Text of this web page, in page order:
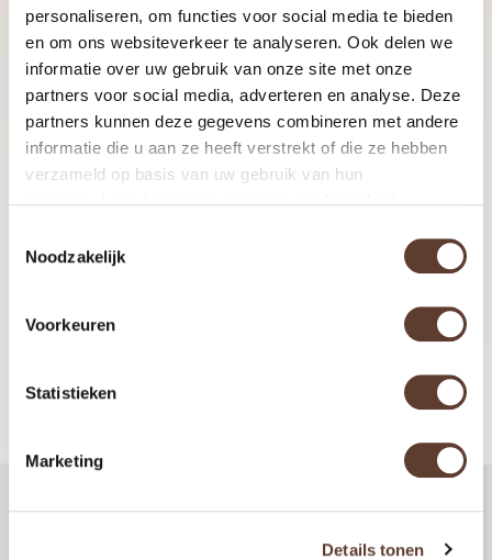
personaliseren, om functies voor social media te bieden
en om ons websiteverkeer te analyseren. Ook delen we
informatie over uw gebruik van onze site met onze
partners voor social media, adverteren en analyse. Deze
partners kunnen deze gegevens combineren met andere
informatie die u aan ze heeft verstrekt of die ze hebben
verzameld op basis van uw gebruik van hun
Noodzakelijk
Voorkeuren
Statistieken
Marketing
Details tonen
ingredients
prosciutto
maple syrup
preparation
Fry the prosciutto in small slices until
Scatter the prosciutto shards over
then roll. Yumm!
Products